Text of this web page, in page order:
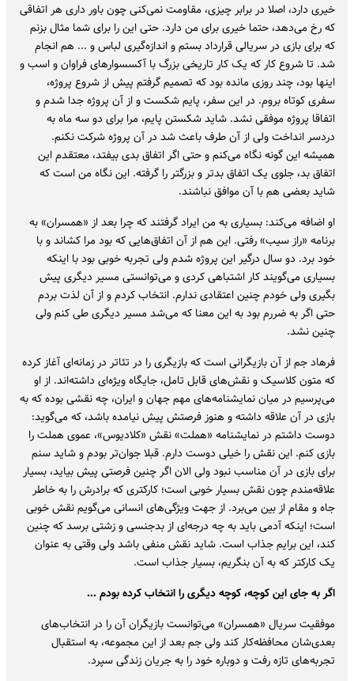
خیری دارد، اصلا در برابر چیزی، مقاومت نمی‌کنی چون باور داری هر اتفاقی
که رخ می‌دهد، حتما خیری برای من دارد. حتی این را برای شما مثال بزنم
که برای بازی در سریالی قرارداد بستم و اندازه‌گیری لباس و ... هم انجام
شد. تا شروع کار که یک کار تاریخی بزرگ با آکسسوارهای فراوان و اسب و
اینها بود، چند روزی مانده بود که تصمیم گرفتم پیش از شروع پروژه،
سفری کوتاه بروم. در این سفر، پایم شکست و از آن پروژه جدا شدم و
اتفاقا پروژه موفقی نشد. شاید شکستن پایم، مرا برای دو سه ماه به
دردسر انداخت ولی از آن طرف باعث شد در آن پروژه شرکت نکنم.
همیشه این گونه نگاه می‌کنم و حتی اگر اتفاق بدی بیفتد، معتقدم این
اتفاق بد، جلوی یک اتفاق بدتر و بزرگتر را گرفته. این نگاه من است که
شاید بعضی هم با آن موافق نباشند.
او اضافه می‌کند: بسیاری به من ایراد گرفتند که چرا بعد از «همسران» به
برنامه «راز سیب» رفتی. این هم از آن اتفاق‌هایی که بود مرا کشاند و با
خود برد. دو سال درگیر این پروژه شدم ولی تجربه خوبی بود با اینکه
بسیاری می‌گویند کار اشتباهی کردی و می‌توانستی مسیر دیگری پیش
بگیری ولی خودم چنین اعتقادی ندارم. انتخاب کردم و از آن لذت بردم
حتی اگر به ضررم بود به این معنا که می‌شد مسیر دیگری طی کنم ولی
چنین نشد.
فرهاد جم از آن بازیگرانی است که بازیگری را در تئاتر در زمانه‌ای آغاز کرده
که متون کلاسیک و نقش‌های قابل تامل، جایگاه ویژه‌ای داشته‌اند. از او
می‌پرسیم در میان نمایشنامه‌های مهم جهان و ایران، چه نقشی بوده که به
بازی در آن علاقه داشته و هنوز فرصتش پیش نیامده باشد، که می‌گوید:
دوست داشتم در نمایشنامه «هملت» نقش «کلادیوس»، عموی هملت را
بازی کنم. این نقش را خیلی دوست دارم. قبلا جوان‌تر بودم و شاید سنم
برای بازی در آن مناسب نبود ولی الان اگر چنین فرصتی پیش بیاید، بسیار
علاقه‌مندم چون نقش بسیار خوبی است؛ کارکتری که برادرش را به خاطر
جاه و مقام از بین می‌برد. از جهت ویژگی‌های انسانی می‌گویم نقش خوبی
است؛ اینکه آدمی باید به چه درجه‌ای از بدجنسی و زشتی برسد که چنین
کند، این برایم جذاب است. شاید نقش منفی باشد ولی وقتی به عنوان
یک کارکتر که به آن بنگریم، بسیار جذاب است.
اگر به جای این کوچه، کوچه دیگری را انتخاب کرده بودم ...
موفقیت سریال «همسران» می‌توانست بازیگران آن را در انتخاب‌های
بعدی‌شان محافظه‌کار کند ولی جم بعد از این مجموعه، به استقبال
تجربه‌های تازه رفت و دوباره خود را به جریان زندگی سپرد.